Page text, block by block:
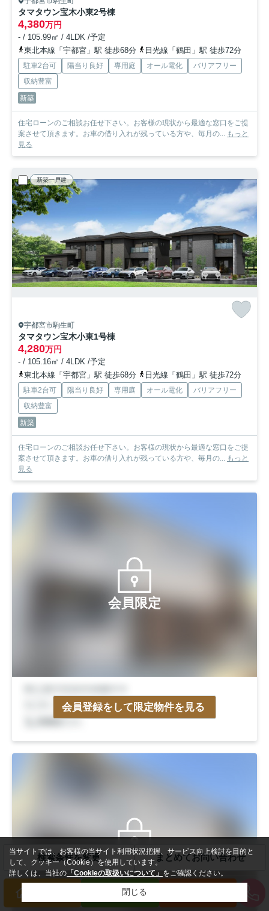
タマタウン宝木小東2号棟
4,380万円
- / 105.99㎡ / 4LDK /予定
東北本線「宇都宮」駅 徒歩68分
日光線「鶴田」駅 徒歩72分
駐車2台可 陽当り良好 専用庭 オール電化
バリアフリー
収納豊富
新築
住宅ローンのご相談お任せ下さい。お客様の現状から最適な窓口をご提
案させて頂きます。お車の借り入れが残っている方や、毎月の... もっと
見る
新築一戸建
宇都宮市駒生町
タマタウン宝木小東1号棟
4,280万円
- / 105.16㎡ / 4LDK /予定
東北本線「宇都宮」駅 徒歩68分
日光線「鶴田」駅 徒歩72分
駐車2台可 陽当り良好 専用庭 オール電化
バリアフリー
収納豊富
新築
住宅ローンのご相談お任せ下さい。お客様の現状から最適な窓口をご提
案させて頂きます。お車の借り入れが残っている方や、毎月の... もっと
見る
会員限定
会員登録をして限定物件を見る
会員限定
検索条件を変更 まとめてお問い合わせ
売りたい方
当サイトでは、お客様の当サイト利用状況把握、サービス向上検討を目的と
して、クッキー（Cookie）を使用しています。
詳しくは、当社の 「Cookieの取扱いについて」 をご確認ください。
閉じる